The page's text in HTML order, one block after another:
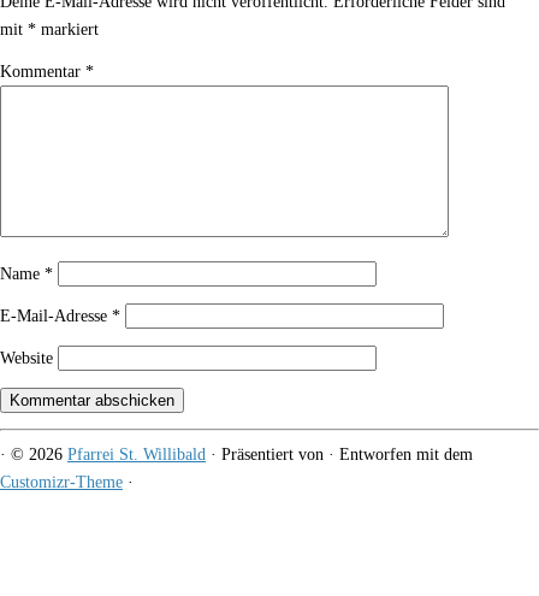
mit * markiert
Kommentar *
Name *
E-Mail-Adresse *
Website
· © 2026 Pfarrei St. Willibald · Präsentiert von · Entworfen mit dem
Customizr-Theme ·